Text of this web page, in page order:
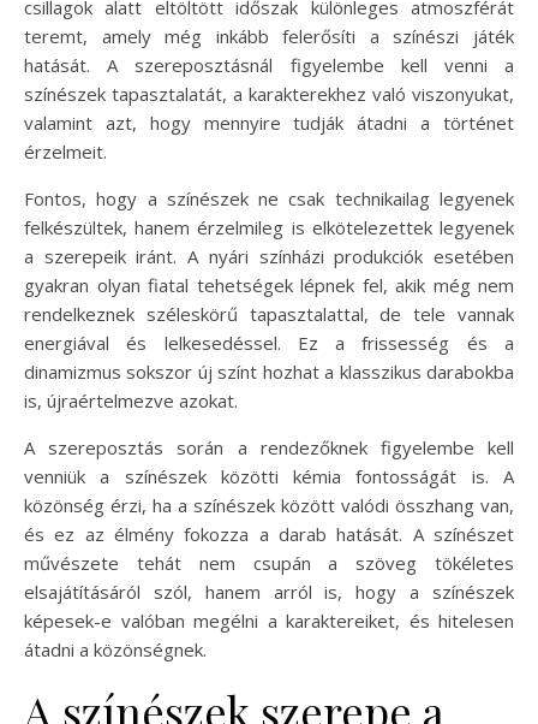
csillagok alatt eltöltött időszak különleges atmoszférát
teremt, amely még inkább felerősíti a színészi játék
hatását. A szereposztásnál figyelembe kell venni a
színészek tapasztalatát, a karakterekhez való viszonyukat,
valamint azt, hogy mennyire tudják átadni a történet
érzelmeit.
Fontos, hogy a színészek ne csak technikailag legyenek
felkészültek, hanem érzelmileg is elkötelezettek legyenek
a szerepeik iránt. A nyári színházi produkciók esetében
gyakran olyan fiatal tehetségek lépnek fel, akik még nem
rendelkeznek széleskörű tapasztalattal, de tele vannak
energiával és lelkesedéssel. Ez a frissesség és a
dinamizmus sokszor új színt hozhat a klasszikus darabokba
is, újraértelmezve azokat.
A szereposztás során a rendezőknek figyelembe kell
venniük a színészek közötti kémia fontosságát is. A
közönség érzi, ha a színészek között valódi összhang van,
és ez az élmény fokozza a darab hatását. A színészet
művészete tehát nem csupán a szöveg tökéletes
elsajátításáról szól, hanem arról is, hogy a színészek
képesek-e valóban megélni a karaktereiket, és hitelesen
átadni a közönségnek.
A színészek szerepe a